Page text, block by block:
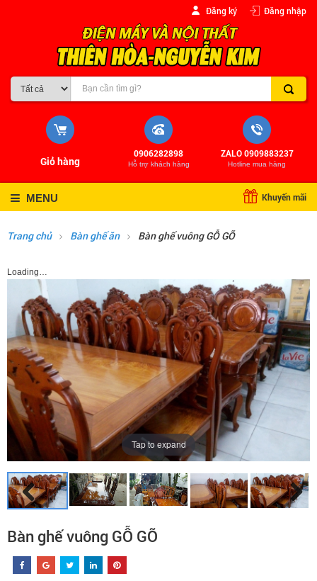
Đăng ký Đăng nhập
ZALO 0909883237
Hotline mua hàng
0906282898
Hỗ trợ khách hàng
Giỏ hàng
Khuyến mãi
MENU
Trang chủ Bàn ghế ăn Bàn ghế vuông GỖ GÕ
Loading…
Tap to expand
Bàn ghế vuông GỖ GÕ